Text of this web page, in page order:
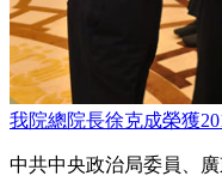
我院總院長徐克成榮獲
中共中央政治局委員、